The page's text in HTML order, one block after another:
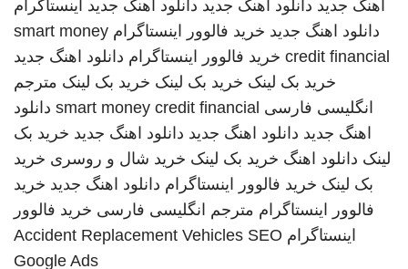
اهنگ جدید دانلود اهنگ جدید دانلود اهنگ جدید اینستاگرام
دانلود اهنگ جدید خرید فالوور اینستاگرام smart money
credit financial خرید فالوور اینستاگرام دانلود اهنگ جدید
خرید بک لینک خرید بک لینک خرید بک لینک مترجم
انگلیسی فارسی smart money credit financial دانلود
اهنگ جدید دانلود اهنگ جدید دانلود اهنگ جدید خرید بک
لینک دانلود اهنگ خرید بک لینک خرید شال و روسری خرید
بک لینک خرید فالوور اینستاگرام دانلود اهنگ جدید خرید
فالوور اینستاگرام مترجم انگلیسی فارسی خرید فالوور
اینستاگرام
Accident Replacement Vehicles SEO
Google Ads